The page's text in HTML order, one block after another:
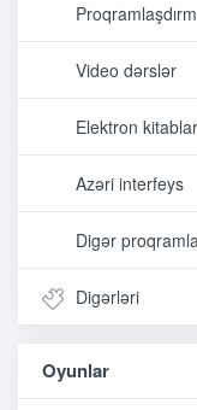
Video dərslər
Elektron kitablar
Azəri interfeys
Digər
Digərləri
Oyunlar